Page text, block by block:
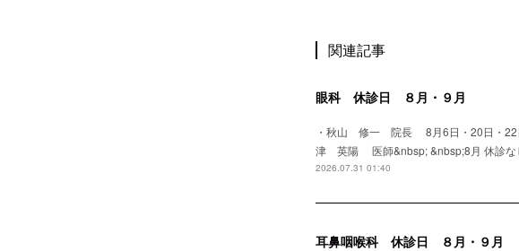
関連記事
眼科 休診日 ８月・９月
・秋山 修一 院長 8月6日・20
津 英陽 医師&nbsp; &nbsp;8
2026.07.31 01:40
耳鼻咽喉科 休診日 ８月・９月